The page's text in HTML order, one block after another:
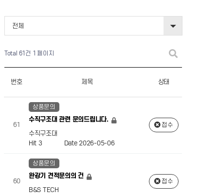
전체
Total 61건 1 페이지
번호 제목 상태
61
상품문의
수직구조대 관련 문의드립니다.
수직구조대
Hit 3 Date 2026-05-06
접수
60
상품문의
완강기 견적문의의 건
B&S TECH
접수